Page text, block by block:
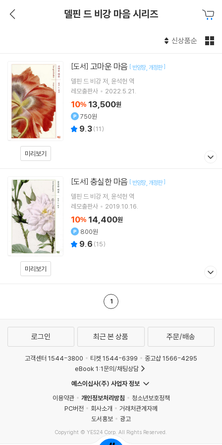
델핀 드 비강 마음 시리즈
신상품순
미리보기
[도서] 고마운 마음 [ 반양장 개정판]
델핀 드 비강저 윤석헌 역
레모출판사
2022.5.21.
10% 13,500원
750원
9.3(11)
미리보기
[도서] 충실한 마음 [ 반양장 개정판]
델핀 드 비강저 윤석헌 역
레모출판사
2019.10.16.
10% 14,400원
800원
9.6 (15)
1
로그인 최근 본 상품 주문/배송
고객센터 1544-3800 티켓 1544-6399
중고샵 1566-4295
eBook 1:1문의/채팅상담
예스이십사(주) 사업자 정보
이용약관
개인정보처리방침
청소년보호정책
PC버전
회사소개
거래처관계자께
도서홍보
광고
Copyright © YES24 Corp. All Rights Reserved.